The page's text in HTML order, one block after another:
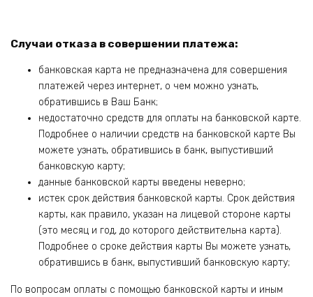
Случаи отказа в совершении платежа:
банковская карта не предназначена для совершения
платежей через интернет, о чем можно узнать,
обратившись в Ваш Банк;
недостаточно средств для оплаты на банковской карте.
Подробнее о наличии средств на банковской карте Вы
можете узнать, обратившись в банк, выпустивший
банковскую карту;
данные банковской карты введены неверно;
истек срок действия банковской карты. Срок действия
карты, как правило, указан на лицевой стороне карты
(это месяц и год, до которого действительна карта).
Подробнее о сроке действия карты Вы можете узнать,
обратившись в банк, выпустивший банковскую карту;
По вопросам оплаты с помощью банковской карты и иным